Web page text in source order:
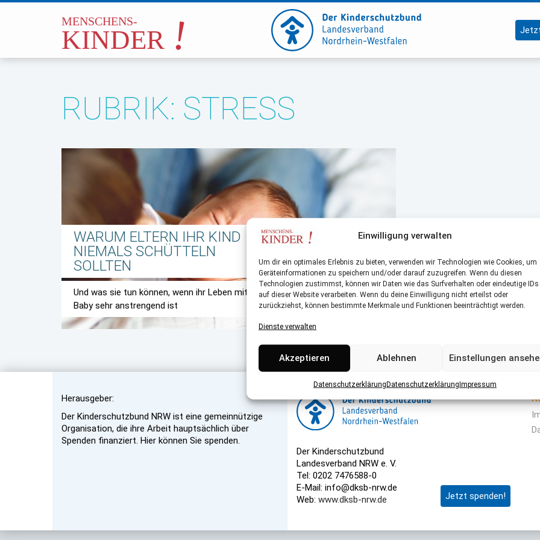
Einwilligung verwalten
Um dir ein optimales Erlebnis zu bieten, verwenden wir Technologien wie Cookies, um
Geräteinformationen zu speichern und/oder darauf zuzugreifen. Wenn du diesen
Technologien zustimmst, können wir Daten wie das Surfverhalten oder eindeutige IDs
auf dieser Website verarbeiten. Wenn du deine Einwilligung nicht erteilst oder
zurückziehst, können bestimmte Merkmale und Funktionen beeinträchtigt werden.
Dienste verwalten
Akzeptieren Ablehnen Einstellungen
DatenschutzerklärungDatenschutzerklärungImpressum
RUBRIK: STRESS
WARUM ELTERN IHR KIND
NIEMALS SCHÜTTELN
SOLLTEN
Und was sie tun können, wenn ihr Leben mit
Baby sehr anstrengend ist
Herausgeber:
Der Kinderschutzbund NRW ist eine gemeinnützige
Organisation, die ihre Arbeit hauptsächlich über
Spenden finanziert. Hier können Sie spenden.
Jetzt spenden!
Der Kinderschutzbund
Landesverband NRW e. V.
Tel: 0202 7476588-0
E-Mail: info@dksb-nrw.de
Web: www.dksb-nrw.de